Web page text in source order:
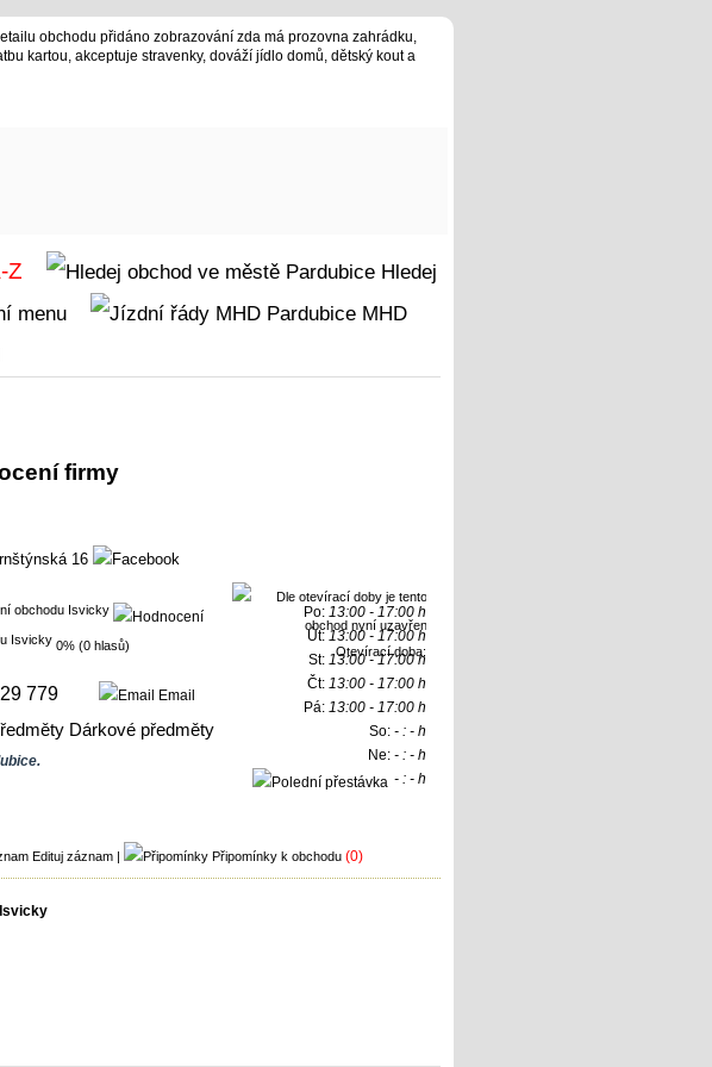
obchodu přidáno zobrazování zda má prozovna zahrádku,
kartou, akceptuje stravenky, dováží jídlo domů, dětský kout a
Z
Hledej
menu
MHD
firmy
16
0% (0 hlasů)
779 Email
Dárkové předměty
Otevírací doba:
Po: 13:00 - 17:00 h
Út: 13:00 - 17:00 h
St: 13:00 - 17:00 h
Čt: 13:00 - 17:00 h
Pá: 13:00 - 17:00 h
So: - : - h
Ne: - : - h
- : - h
Edituj záznam | Připomínky k obchodu (0)
Isvicky